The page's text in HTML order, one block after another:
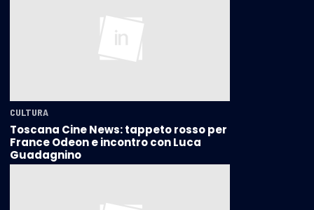
CULTURA
Toscana Cine News: tappeto rosso per
France Odeon e incontro con Luca
Guadagnino